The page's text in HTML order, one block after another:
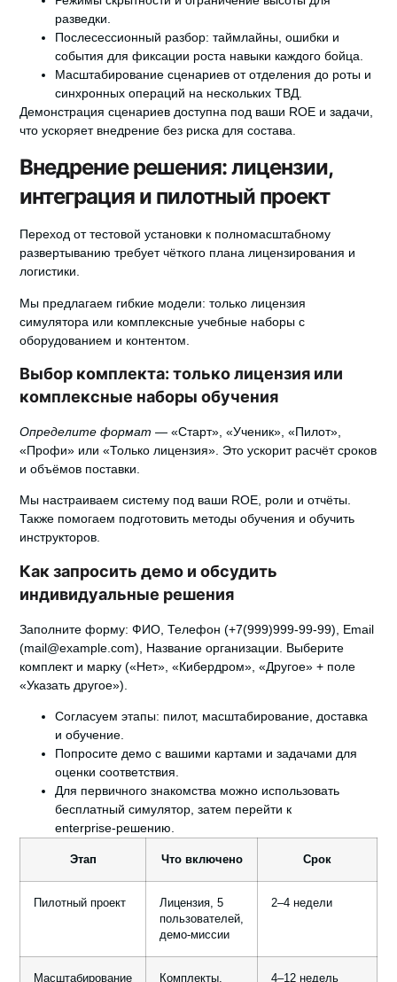
разведки.
Послесессионный разбор: таймлайны, ошибки и
события для фиксации роста навыки каждого бойца.
Масштабирование сценариев от отделения до роты и
синхронных операций на нескольких ТВД.
Демонстрация сценариев доступна под ваши ROE и задачи,
что ускоряет внедрение без риска для состава.
Внедрение решения: лицензии,
интеграция и пилотный проект
Переход от тестовой установки к полномасштабному
развертыванию требует чёткого плана лицензирования и
логистики.
Мы предлагаем гибкие модели: только лицензия
симулятора или комплексные учебные наборы с
оборудованием и контентом.
Выбор комплекта: только лицензия или
комплексные наборы обучения
Определите формат — «Старт», «Ученик», «Пилот»,
«Профи» или «Только лицензия». Это ускорит расчёт сроков
и объёмов поставки.
Мы настраиваем систему под ваши ROE, роли и отчёты.
Также помогаем подготовить методы обучения и обучить
инструкторов.
Как запросить демо и обсудить
индивидуальные решения
Заполните форму: ФИО, Телефон (+7(999)999-99-99), Email
(mail@example.com), Название организации. Выберите
комплект и марку («Нет», «Кибердром», «Другое» + поле
«Указать другое»).
Согласуем этапы: пилот, масштабирование, доставка
и обучение.
Попросите демо с вашими картами и задачами для
оценки соответствия.
Для первичного знакомства можно использовать
бесплатный симулятор, затем перейти к
enterprise‑решению.
Этап Что включено Срок
Пилотный проект
Лицензия, 5
пользователей,
демо‑миссии
2–4 недели
Масштабирование
Комплекты,
4–12 недель